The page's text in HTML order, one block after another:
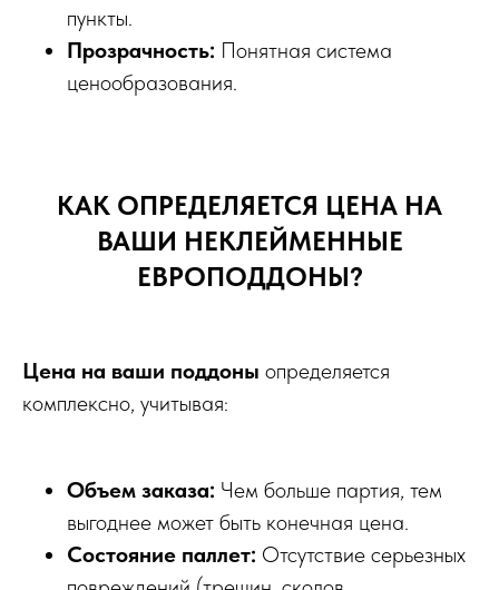
пункты.
Прозрачность: Понятная система
ценообразования.
КАК ОПРЕДЕЛЯЕТСЯ ЦЕНА НА
ВАШИ НЕКЛЕЙМЕННЫЕ
ЕВРОПОДДОНЫ?
Цена на ваши поддоны определяется
комплексно, учитывая:
Объем заказа: Чем больше партия, тем
выгоднее может быть конечная цена.
Состояние паллет: Отсутствие серьезных